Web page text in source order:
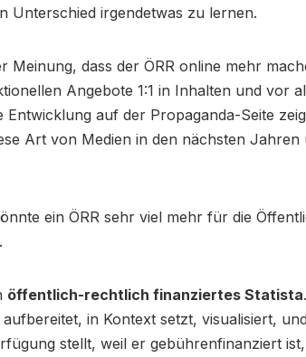
Unterschied irgendetwas zu lernen.
Meinung, dass der ÖRR online mehr
Angebote 1:1 in Inhalten und vor
Entwicklung auf der Propaganda-Seite
Art von Medien in den nächsten
ein ÖRR sehr viel mehr für die
öffentlich-rechtlich finanziertes Statista
in Kontext setzt, visualisiert,
stellt, weil er gebührenfinanziert